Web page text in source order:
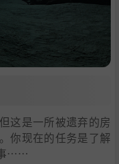
这是一所被遗弃的房
你现在的任务是了解
事……